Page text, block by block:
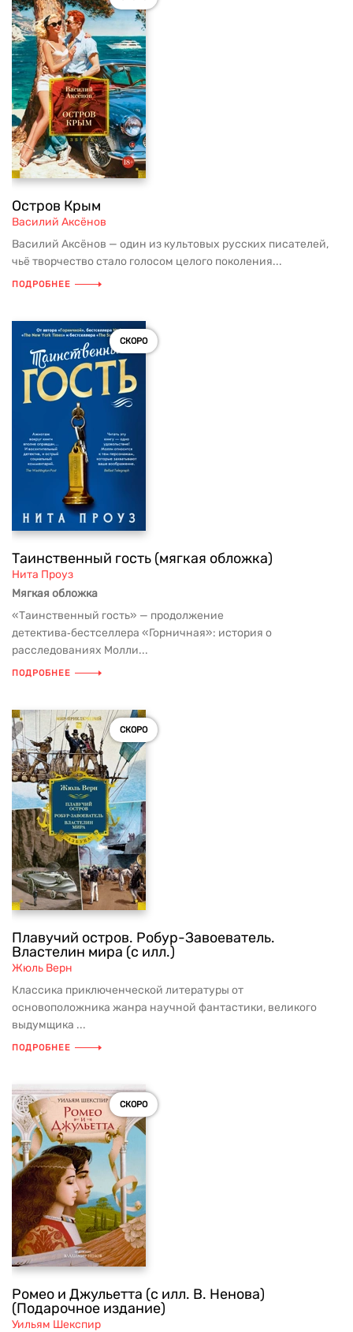
Остров Крым
Василий Аксёнов
Василий Аксёнов — один из культовых русских писателей,
чьё творчество стало голосом целого поколения...
ПОДРОБНЕЕ
СКОРО
Таинственный гость (мягкая обложка)
Нита Проуз
Мягкая обложка
«Таинственный гость» — продолжение
детектива‑бестселлера «Горничная»: история о
расследованиях Молли...
ПОДРОБНЕЕ
СКОРО
Плавучий остров. Робур-Завоеватель.
Властелин мира (с илл.)
Жюль Верн
Классика приключенческой литературы от
основоположника жанра научной фантастики, великого
выдумщика ...
ПОДРОБНЕЕ
СКОРО
Ромео и Джульетта (с илл. В. Ненова)
(Подарочное издание)
Уильям Шекспир